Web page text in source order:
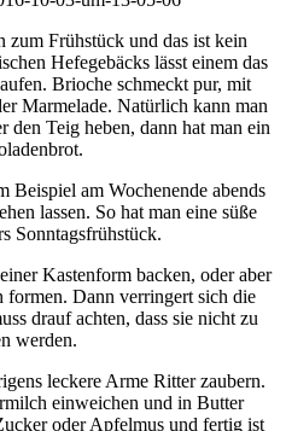
zum Frühstück und das ist kein
Hefegebäcks lässt einem das
Brioche schmeckt pur, mit
Marmelade. Natürlich kann man
den Teig heben, dann hat man ein
Beispiel am Wochenende abends
lassen. So hat man eine süße
Sonntagsfrühstück.
Kastenform backen, oder aber
formen. Dann verringert sich die
drauf achten, dass sie nicht zu
werden.
leckere Arme Ritter zaubern.
einweichen und in Butter
oder Apfelmus und fertig ist